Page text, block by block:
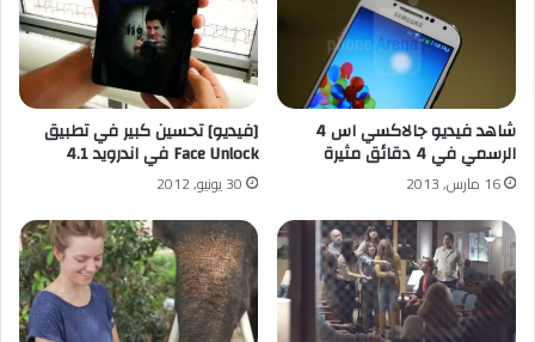
شاهد فيديو جالاكسي اس 4
الرسمي في 4 دقائق مثيرة
16 مارس, 2013
[فيديو] تحسين كبير في تطبيق
Face Unlock في اندرويد 4.1
30 يونيو, 2012